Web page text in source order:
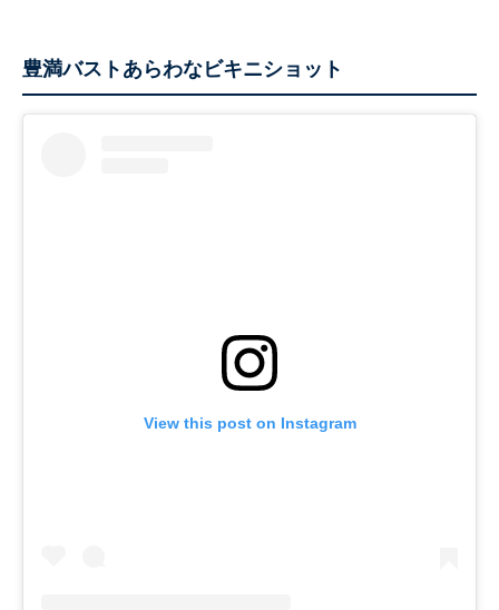
豊満バストあらわなビキニショット
View this post on Instagram